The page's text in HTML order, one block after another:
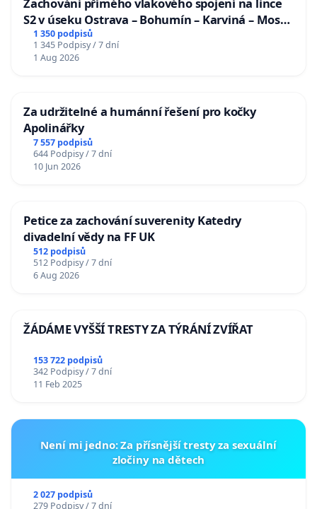
S2 v úseku Ostrava – Bohumín – Karviná – Mosty
u Jablunkova
1 350 podpisů
1 345 Podpisy / 7 dní
1 Aug 2026
Za udržitelné a humánní řešení pro kočky
Apolinářky
7 557 podpisů
644 Podpisy / 7 dní
10 Jun 2026
Petice za zachování suverenity Katedry
divadelní vědy na FF UK
512 podpisů
512 Podpisy / 7 dní
6 Aug 2026
ŽÁDÁME VYŠŠÍ TRESTY ZA TÝRÁNÍ ZVÍŘAT
153 722 podpisů
342 Podpisy / 7 dní
11 Feb 2025
Není mi jedno: Za přísnější tresty za sexuální
zločiny na dětech
2 027 podpisů
279 Podpisy / 7 dní